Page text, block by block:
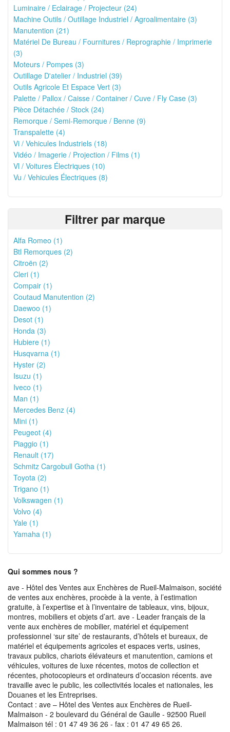
Luminaire / Eclairage / Projecteur (24)
Machine Outils / Outillage Industriel / Agroalimentaire (3)
Manutention (21)
Matériel De Bureau / Fournitures / Reprographie / Imprimerie
(3)
Moteurs / Pompes (3)
Outillage D'atelier / Industriel (39)
Outils Agricole Et Espace Vert (3)
Palette / Pallox / Caisse / Container / Cuve / Fly Case (3)
Pièce Détachée / Stock (24)
Remorque / Semi-Remorque / Benne (9)
Transpalette (4)
Vi / Vehicules Industriels (18)
Vidéo / Imagerie / Projection / Films (1)
Vl / Voitures Électriques (10)
Vu / Vehicules Électriques (8)
Filtrer par marque
Alfa Romeo (1)
Btl Remorques (2)
Citroën (2)
Cleri (1)
Compair (1)
Coutaud Manutention (2)
Daewoo (1)
Desot (1)
Honda (3)
Hubiere (1)
Husqvarna (1)
Hyster (2)
Isuzu (1)
Iveco (1)
Man (1)
Mercedes Benz (4)
Mini (1)
Peugeot (4)
Piaggio (1)
Renault (17)
Schmitz Cargobull Gotha (1)
Toyota (2)
Trigano (1)
Volkswagen (1)
Volvo (4)
Yale (1)
Yamaha (1)
Qui sommes nous ?
ave - Hôtel des Ventes aux Enchères de Rueil-Malmaison, société
de ventes aux enchères, procède à la vente, à l’estimation
gratuite, à l’expertise et à l’inventaire de tableaux, vins, bijoux,
montres, mobiliers et objets d’art. ave - Leader français de la
vente aux enchères de mobilier, matériel et équipement
professionnel ‘sur site’ de restaurants, d’hôtels et bureaux, de
matériel et équipements agricoles et espaces verts, usines,
travaux publics, chariots élévateurs et manutention, camions et
véhicules, voitures de luxe récentes, motos de collection et
récentes, photocopieurs et ordinateurs d’occasion récents. ave
travaille avec le public, les collectivités locales et nationales, les
Douanes et les Entreprises.
Contact : ave – Hôtel des Ventes aux Enchères de Rueil-
Malmaison - 2 boulevard du Général de Gaulle - 92500 Rueil
Malmaison tél : 01 47 49 36 26 - fax : 01 47 49 65 26.